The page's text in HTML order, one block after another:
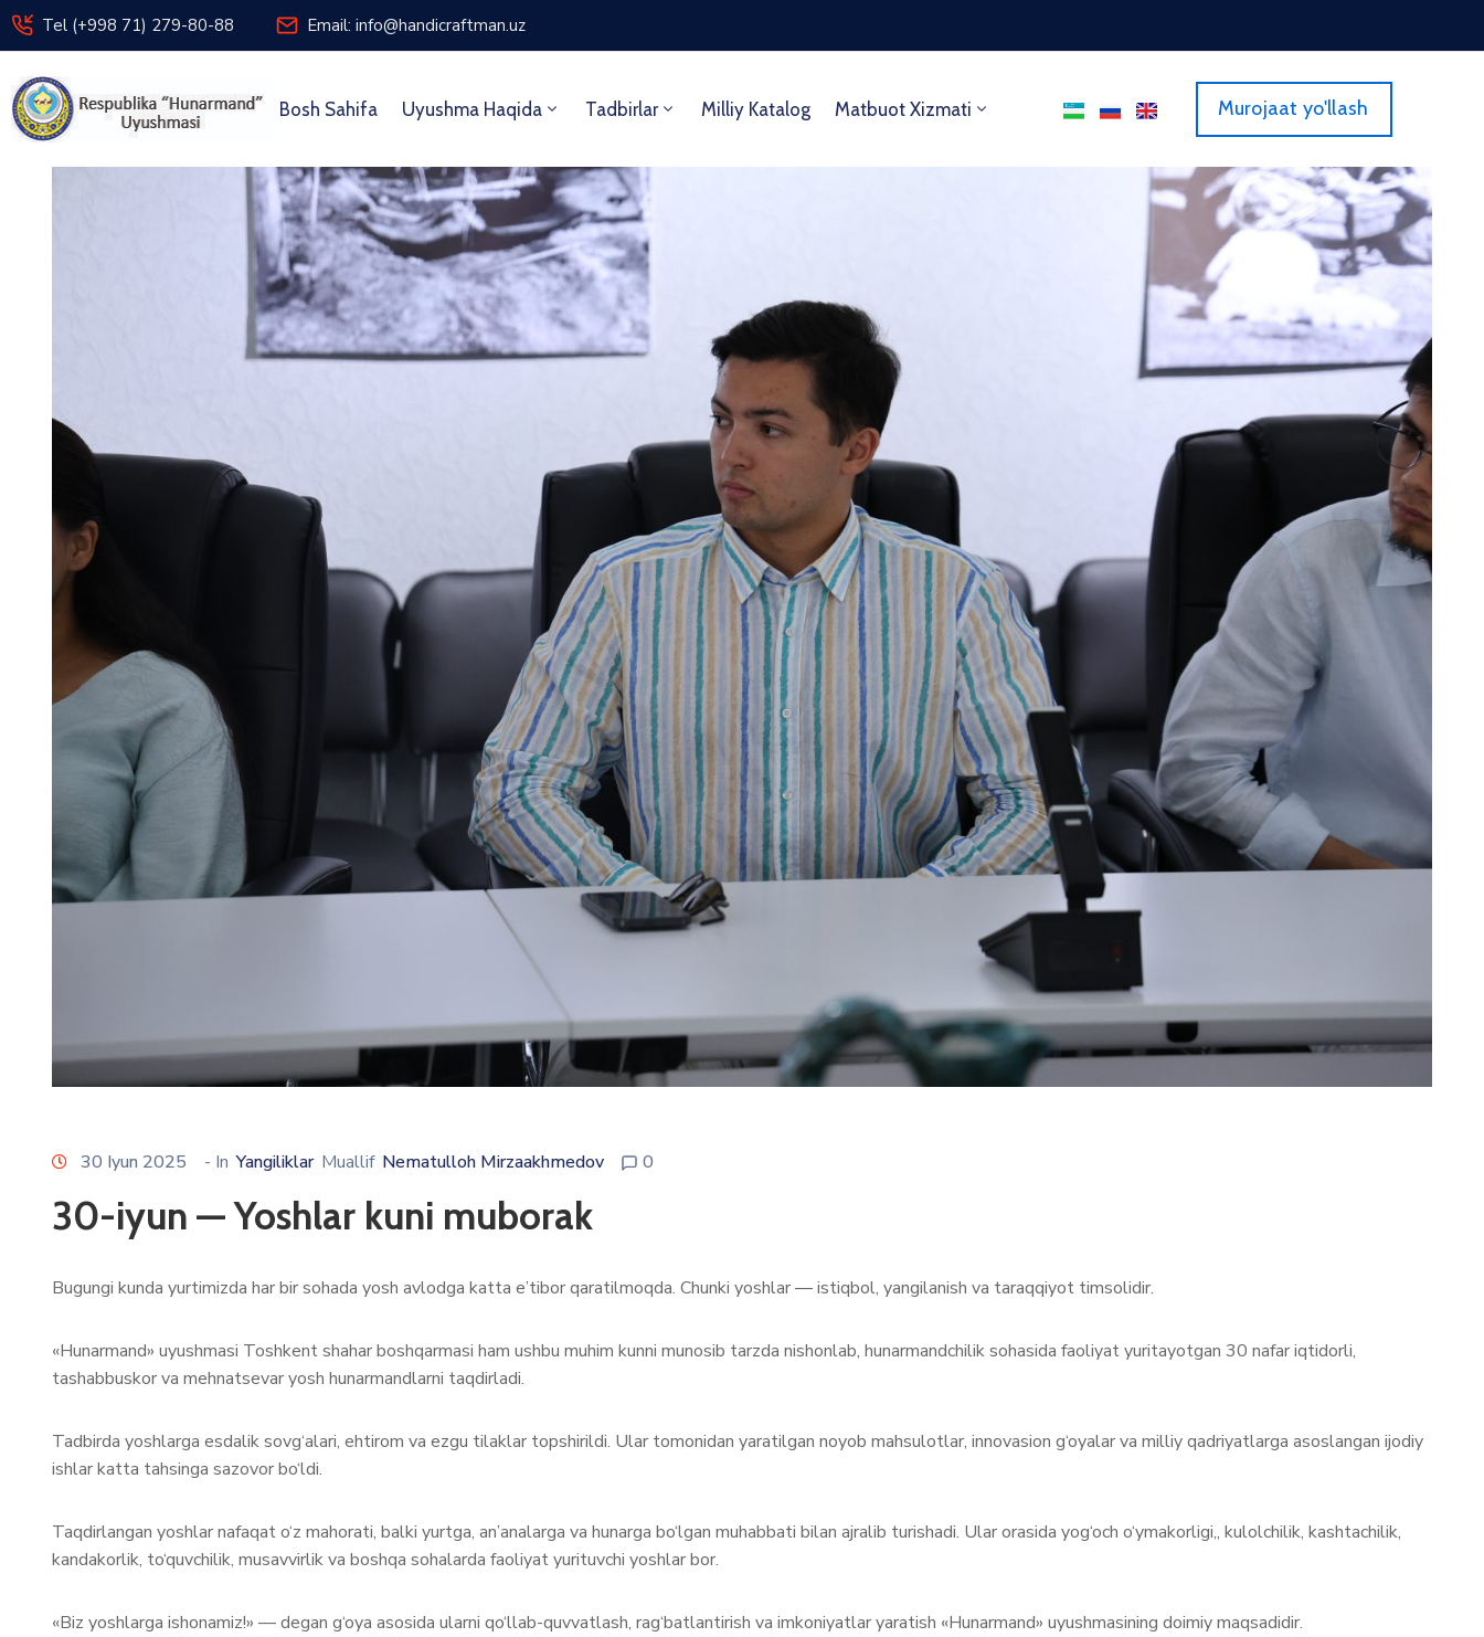
Tel (+998 71) 279-80-88 Email: info@handicraftman.uz
Bosh Sahifa Uyushma Haqida Tadbirlar Milliy Katalog Matbuot Xizmati Murojaat yo'llash
30 Iyun 2025 - In Yangiliklar Muallif Nematulloh Mirzaakhmedov 0
30-iyun — Yoshlar kuni muborak
Bugungi kunda yurtimizda har bir sohada yosh avlodga katta e’tibor qaratilmoqda. Chunki yoshlar — istiqbol, yangilanish va taraqqiyot timsolidir.
«Hunarmand» uyushmasi Toshkent shahar boshqarmasi ham ushbu muhim kunni munosib tarzda nishonlab, hunarmandchilik sohasida faoliyat yuritayotgan 30 nafar iqtidorli,
tashabbuskor va mehnatsevar yosh hunarmandlarni taqdirladi.
Tadbirda yoshlarga esdalik sovg‘alari, ehtirom va ezgu tilaklar topshirildi. Ular tomonidan yaratilgan noyob mahsulotlar, innovasion g‘oyalar va milliy qadriyatlarga asoslangan ijodiy
ishlar katta tahsinga sazovor bo‘ldi.
Taqdirlangan yoshlar nafaqat o‘z mahorati, balki yurtga, an’analarga va hunarga bo‘lgan muhabbati bilan ajralib turishadi. Ular orasida yog‘och o‘ymakorligi,, kulolchilik, kashtachilik,
kandakorlik, to‘quvchilik, musavvirlik va boshqa sohalarda faoliyat yurituvchi yoshlar bor.
«Biz yoshlarga ishonamiz!» — degan g‘oya asosida ularni qo‘llab-quvvatlash, rag‘batlantirish va imkoniyatlar yaratish «Hunarmand» uyushmasining doimiy maqsadidir.